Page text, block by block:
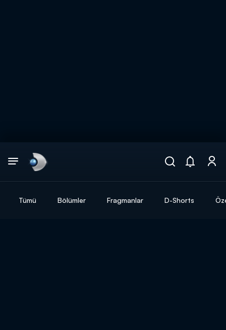
Tümü Bölümler Fragmanlar D-Shorts